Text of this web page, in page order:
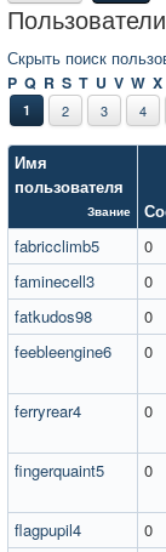
Пользователи
Скрыть поиск
P Q R S T U V W X
1 2 3 4
Имя
пользователя
Звание
fabricclimb5
0
faminecell3
0
fatkudos98
0
feebleengine6
0
ferryrear4
0
fingerquaint5
0
flagpupil4
0